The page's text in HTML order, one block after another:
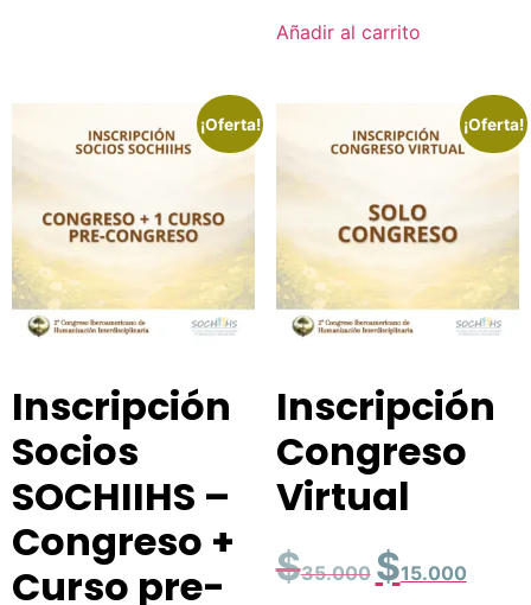
Añadir al carrito
¡Oferta!
Inscripción
Socios
SOCHIIHS –
Congreso +
Curso pre-
¡Oferta!
Inscripción
Congreso
Virtual
$35.000 $15.000